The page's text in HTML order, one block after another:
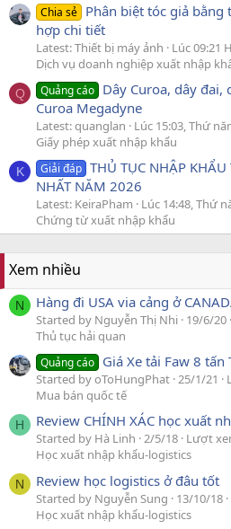
Chia sẻ Phân biệt tóc giả bằng
hợp chi tiết
Latest: Thiết bị máy ảnh
Lúc 09:21
Dịch vụ doanh nghiệp xuất nhập
Q Quảng cáo Dây Curoa, dây đai,
Curoa Megadyne
Latest: quanglan
Lúc 15:03, Thứ
Giấy phép xuất nhập khẩu
K Giải đáp THỦ TỤC NHẬP
NHẤT NĂM 2026
Latest: KeiraPham
Lúc 14:48, Thứ
Chứng từ xuất nhập khẩu
Xem nhiều
N Hàng đi USA via cảng ở
Started by Nguyễn Thị Nhi 19/6/20
Thủ tục hải quan
Quảng cáo Giá Xe tải Faw 8
Started by oToHungPhat 25/1/21
Mua bán quốc tế
H Review CHÍNH XÁC học xuất
Started by Hà Linh 2/5/18 Lượt
Học xuất nhập khẩu-logistics
N Review học logistics ở đâu tốt
Started by Nguyễn Sung 13/10/18
Học xuất nhập khẩu-logistics